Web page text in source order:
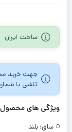
ساخت ایران
جهت خرید
تلفنی با شماره 09193192246 تماس
ویژگی های
ساق: بلند